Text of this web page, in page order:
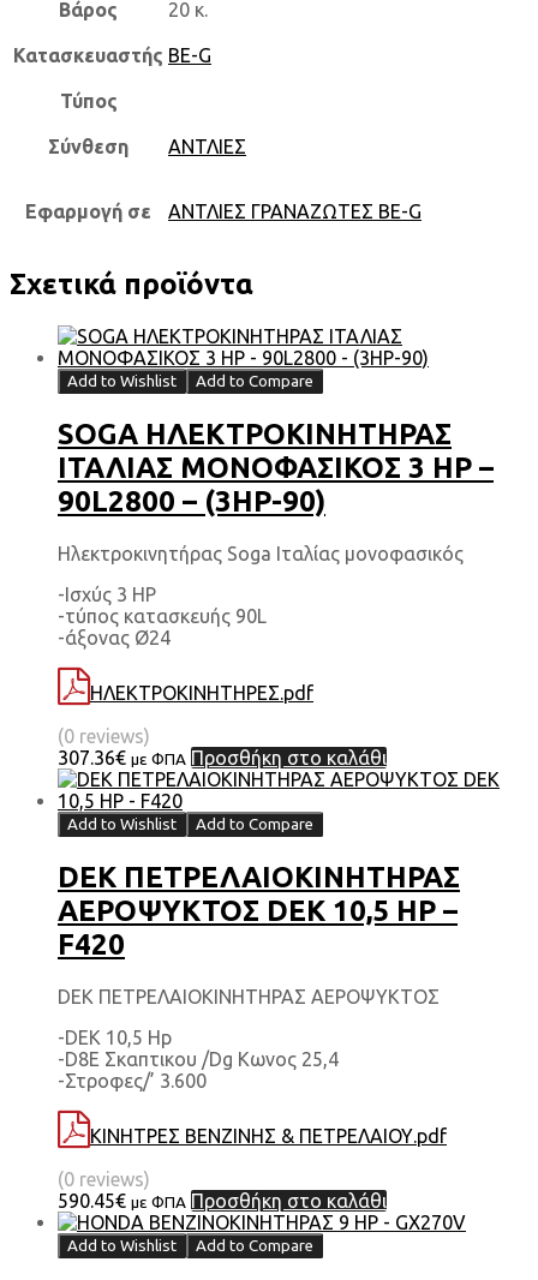
Βάρος 20 κ.
Κατασκευαστής BE-G
Τύπος
Σύνθεση ΑΝΤΛΙΕΣ
Εφαρμογή σε ΑΝΤΛΙΕΣ ΓΡΑΝΑΖΩΤΕΣ BE-G
Σχετικά προϊόντα
Add to Wishlist Add to Compare
SOGA ΗΛΕΚΤΡΟΚΙΝΗΤΗΡΑΣ
ΙΤΑΛΙΑΣ ΜΟΝΟΦΑΣΙΚΟΣ 3 HP –
90L2800 – (3HP-90)
Ηλεκτροκινητήρας Soga Ιταλίας μονοφασικός
-Ισχύς 3 HP
-τύπος κατασκευής 90L
-άξονας Ø24
ΗΛΕΚΤΡΟΚΙΝΗΤΗΡΕΣ.pdf
(0 reviews)
307.36€ με ΦΠΑ Προσθήκη στο καλάθι
Add to Wishlist Add to Compare
DEK ΠΕΤΡΕΛΑΙΟΚΙΝΗΤΗΡΑΣ
ΑΕΡΟΨΥΚΤΟΣ DEK 10,5 HP –
F420
DEK ΠΕΤΡΕΛΑΙΟΚΙΝΗΤΗΡΑΣ ΑΕΡΟΨΥΚΤΟΣ
-DEK 10,5 Hp
-D8E Σκαπτικου /Dg Κωνος 25,4
-Στροφες/’ 3.600
ΚΙΝΗΤΡΕΣ ΒΕΝΖΙΝΗΣ & ΠΕΤΡΕΛΑΙΟΥ.pdf
(0 reviews)
590.45€ με ΦΠΑ Προσθήκη στο καλάθι
Add to Wishlist Add to Compare